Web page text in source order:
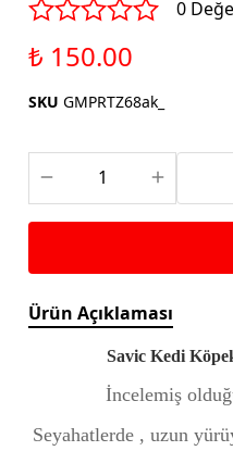
Aparatları
0
₺ 150.00
SKU GMPRTZ68ak_
Ürün Açıklaması
Savic Kedi Köpek
İncelemiş
Seyahatlerde , uzun